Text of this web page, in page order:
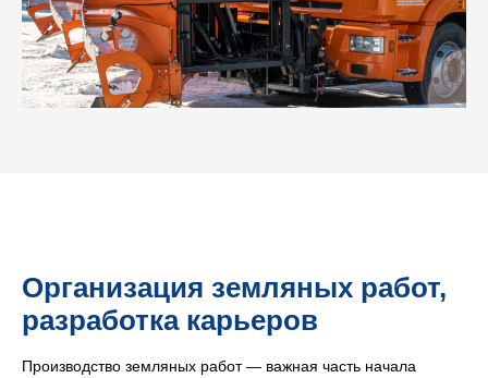
Организация земляных работ,
разработка карьеров
Производство земляных работ — важная часть начала